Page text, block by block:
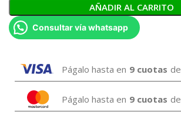
AÑADIR AL CARRITO
Consultar vía whatsapp
Págalo hasta en 9 cuotas de
Págalo hasta en 9 cuotas de